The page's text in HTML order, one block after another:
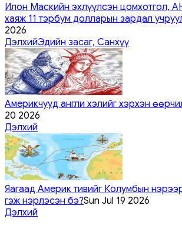
Илон Маскийн эхлүүлсэн цомхотгол,
хаяж 11 тэрбум долларын зардал
2026
ДэлхийЭдийн засаг, Санхүү
Америкчууд англи хэлийг хэрхэн
20 2026
Дэлхий
Яагаад Америк тивийг Колумбын
гэж нэрлэсэн бэ?Sun Jul 19 2026
Дэлхий